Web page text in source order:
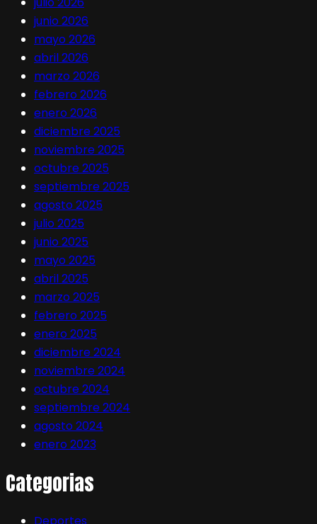
junio 2026
mayo 2026
abril 2026
marzo 2026
febrero 2026
enero 2026
diciembre 2025
noviembre 2025
octubre 2025
septiembre 2025
agosto 2025
julio 2025
junio 2025
mayo 2025
abril 2025
marzo 2025
febrero 2025
enero 2025
diciembre 2024
noviembre 2024
octubre 2024
septiembre 2024
agosto 2024
enero 2023
Categorias